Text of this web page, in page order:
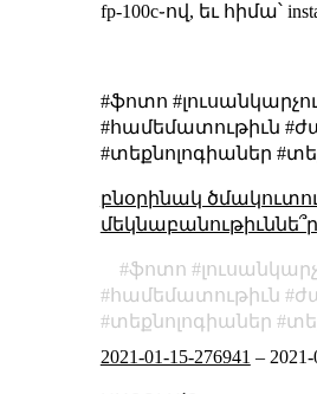
fp-100c֊ով, եւ հիմա՝
#ֆոտո
#համեմատութիւն
#տեքնոլոգիաներ
բնօրինակ
ֆոտո
համեմատութիւն
տեքնոլոգիաներ
2021-01-15-276941 –